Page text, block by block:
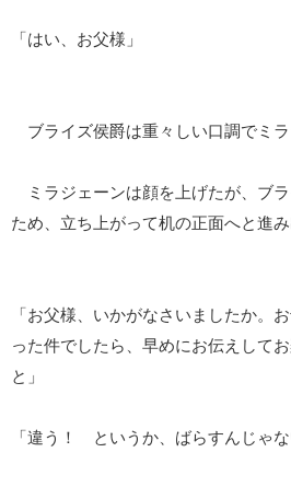
「はい、お父様」
ブライズ侯爵は重々しい口調でミラ
ミラジェーンは顔を上げたが、ブ
ため、立ち上がって机の正面へと進み
「お父様、いかがなさいましたか。
った件でしたら、早めにお伝えして
と」
「違う！ というか、ばらすんじゃな